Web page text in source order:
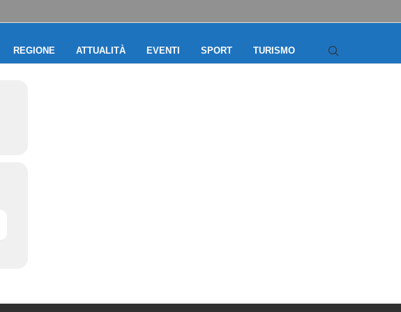
REGIONE ATTUALITÀ EVENTI SPORT TURISMO